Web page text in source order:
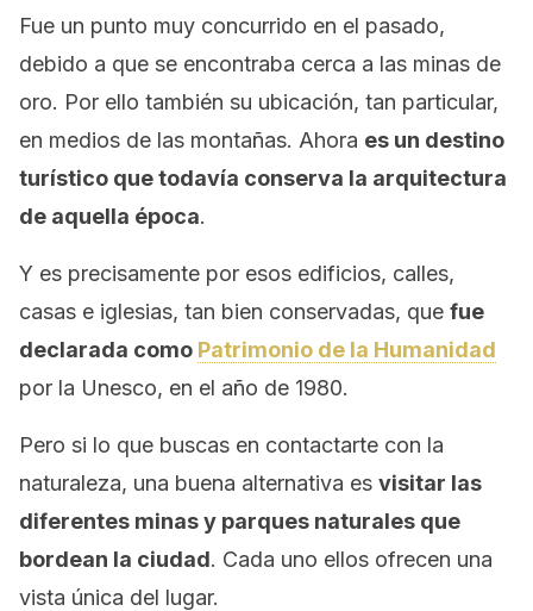
Fue un punto muy concurrido en el pasado,
debido a que se encontraba cerca a las minas de
oro. Por ello también su ubicación, tan particular,
en medios de las montañas. Ahora es un destino
turístico que todavía conserva la arquitectura
de aquella época.
Y es precisamente por esos edificios, calles,
casas e iglesias, tan bien conservadas, que fue
declarada como Patrimonio de la Humanidad
por la Unesco, en el año de 1980.
Pero si lo que buscas en contactarte con la
naturaleza, una buena alternativa es visitar las
diferentes minas y parques naturales que
bordean la ciudad. Cada uno ellos ofrecen una
vista única del lugar.